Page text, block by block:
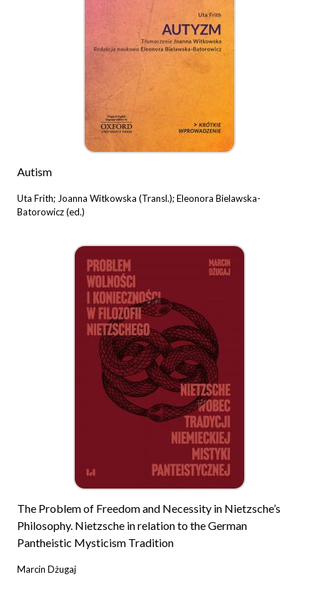
Autism
Uta Frith; Joanna Witkowska (Transl.); Eleonora Bielawska-
Batorowicz (ed.)
The Problem of Freedom and Necessity in Nietzsche’s
Philosophy. Nietzsche in relation to the German
Pantheistic Mysticism Tradition
Marcin Dżugaj